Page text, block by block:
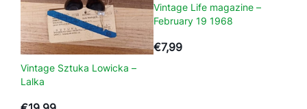
Vintage Sztuka Lowicka –
Lalka
Vintage Life magazine –
February 19 1968
€7,99